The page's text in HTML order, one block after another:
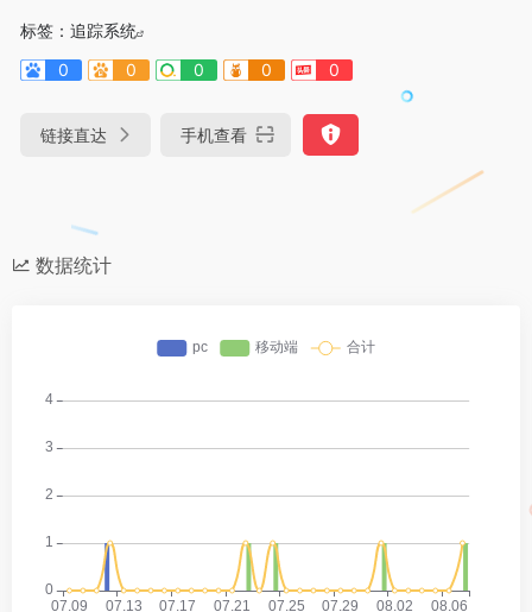
标签： 追踪系统
0
0 0 0 0
链接直达 手机查看
数据统计